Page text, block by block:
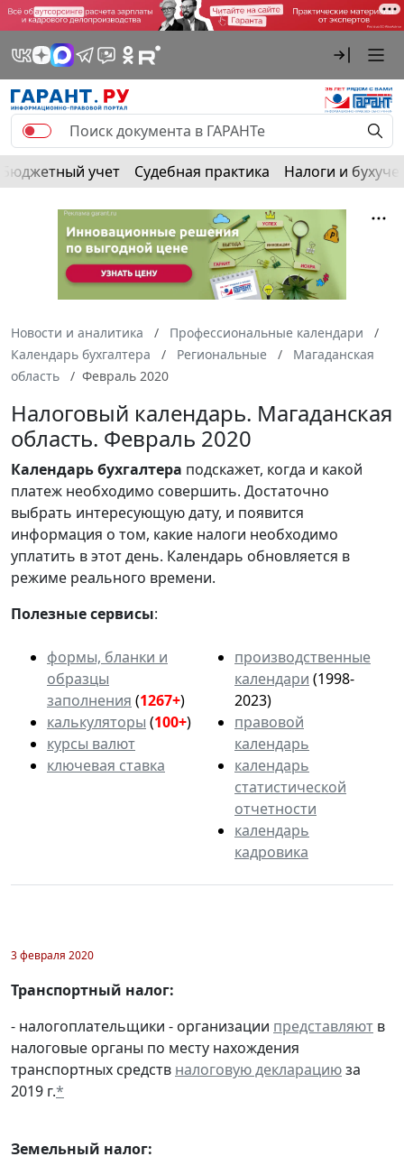
Бюджетный учет Судебная практика Налоги и
Новости и аналитика
Профессиональные календари
Календарь бухгалтера
Региональные
Магаданская
область
Февраль 2020
Налоговый календарь. Магаданская
область. Февраль 2020
Календарьбухгалтера подскажет, когда и какой
платеж необходимо совершить. Достаточно
выбрать интересующую дату, и появится
информация о том, какие налоги необходимо
уплатить в этот день. Календарь обновляется в
режиме реального времени.
Полезные сервисы:
формы, бланки и
образцы
заполнения (1267+)
калькуляторы (100+)
курсы валют
ключевая ставка
производственные
календари (1998-
2023)
правовой
календарь
календарь
статистической
отчетности
календарь
кадровика
3 февраля 2020
Транспортный налог:
- налогоплательщики - организации представляют в
налоговые органы по месту нахождения
транспортных средств налоговую декларациюза
2019 г.*
Земельный налог: